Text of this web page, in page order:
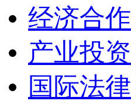
经济合作
产业投资
国际法律